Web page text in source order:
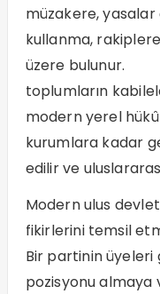
müzakere, yasalar
kullanma,
üzere bulunur.
toplumların
modern yerel
kurumlara kadar
edilir ve
Modern ulus
fikirlerini temsil
Bir partinin üyeleri
pozisyonu almaya